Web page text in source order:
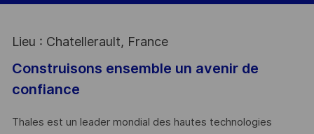
Lieu : Chatellerault, France
Construisons ensemble un avenir de
confiance
Thales est un leader mondial des hautes technologies